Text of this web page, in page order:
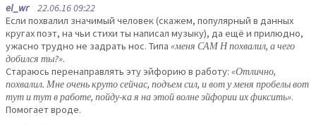
el_wr22.06.16 09:22
Если похвалил значимый человек (скажем, популярный в данных
кругах поэт, на чьи стихи ты написал музыку), да ещё и прилюдно,
ужасно трудно не задрать нос. Типа «меня САМ Н похвалил, а чего
добился ты?».
Стараюсь перенаправлять эту эйфорию в работу: «Отлично,
похвалил. Мне очень круто сейчас, подъем сил, и вот у меня пробелы вот
тут и тут в работе, пойду-ка я на этой волне эйфории их фиксить».
Помогает вроде.